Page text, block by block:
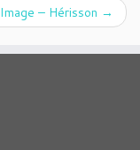
Image – Hérisson →